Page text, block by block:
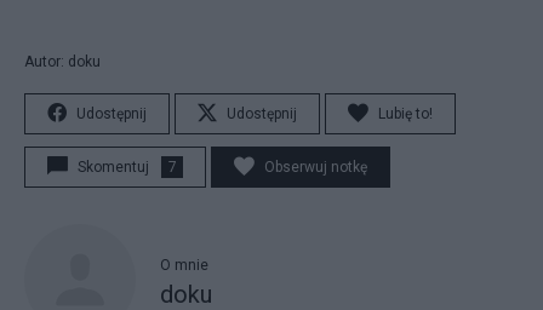
Autor: doku
Udostępnij Udostępnij Lubię to!
Skomentuj 7 Obserwuj notkę
O mnie
doku